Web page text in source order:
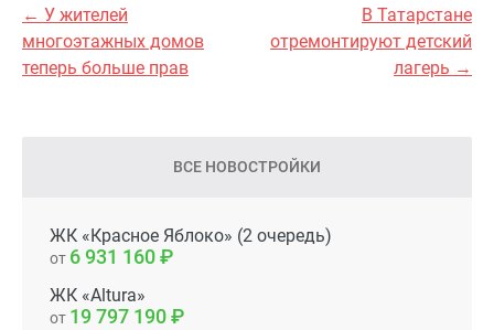
← У жителей
многоэтажных домов
теперь больше прав
В Татарстане
отремонтируют детский
лагерь →
ВСЕ НОВОСТРОЙКИ
ЖК «Красное Яблоко» (2 очередь)
от 6 931 160
ЖК «Altura»
от 19 797 190